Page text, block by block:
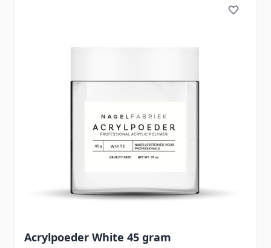
Acrylpoeder White 45 gram